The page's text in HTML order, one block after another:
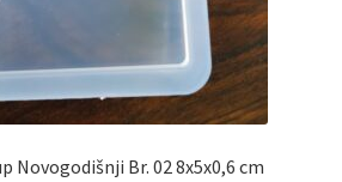
Novogodišnji Br. 02 8x5x0,6 cm